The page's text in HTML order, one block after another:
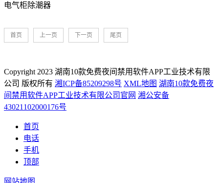
电气柜除潮器
首页 上一页 下一页 尾页
Copyright 2023 湖南10款免费夜间禁用软件APP工业技术有限
公司 版权所有 湘ICP备85209298号 XML地图 湖南10款免费夜
间禁用软件APP工业技术有限公司官网 湘公安备
43021102000176号
首页
电话
手机
顶部
网站地图